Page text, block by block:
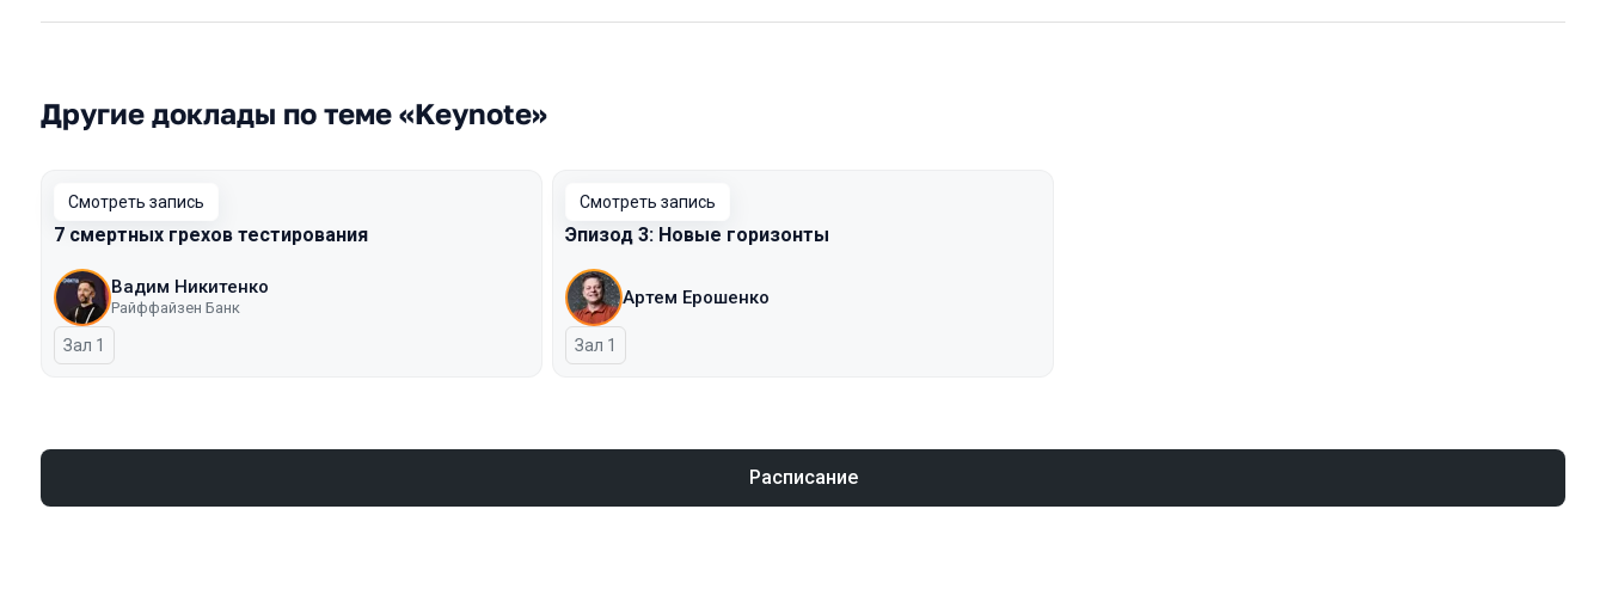
Другие доклады по теме «Keynote»
Смотреть запись
7 смертных грехов тестирования
Вадим Никитенко
Райффайзен Банк
Зал 1
Смотреть запись
Эпизод 3: Новые горизонты
Артем Ерошенко
Зал 1
Расписание